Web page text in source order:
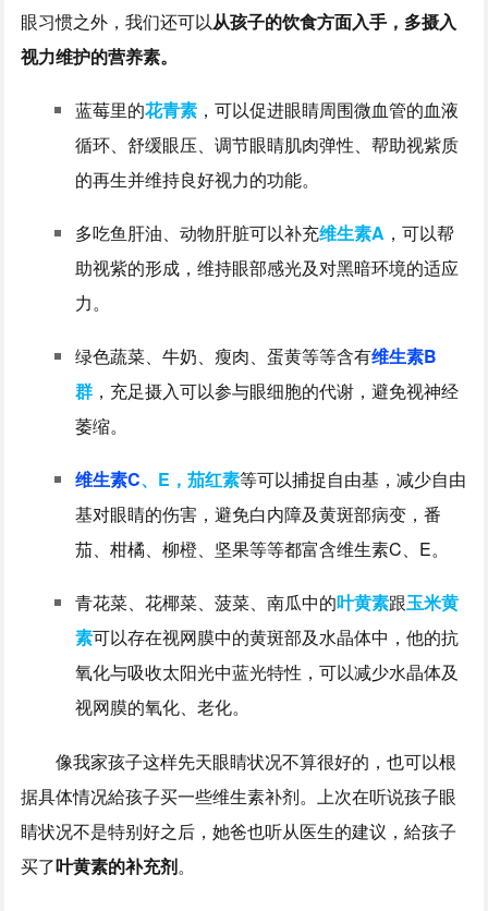
眼习惯之外，我们还可以从孩子的饮食方面入手，多摄入
视力维护的营养素。
蓝莓里的花青素 ，可以促进眼睛周围微血管的血液
循环、舒缓眼压、调节眼睛肌肉弹性、帮助视紫质
的再生并维持良好视力的功能。
多吃鱼肝油、动物肝脏可以补充维生素A ，可以帮
助视紫的形成，维持眼部感光及对黑暗环境的适应
力。
绿色蔬菜、牛奶、瘦肉、蛋黄等等含有维生素B
群 ，充足摄入可以参与眼细胞的代谢，避免视神经
萎缩。
维生素C、E，茄红素等可以捕捉自由基，减少自由
基对眼睛的伤害，避免白内障及黄斑部病变，番
茄、柑橘、柳橙、坚果等等都富含维生素C、E。
青花菜、花椰菜、菠菜、南瓜中的叶黄素跟玉米黄
素可以存在视网膜中的黄斑部及水晶体中，他的抗
氧化与吸收太阳光中蓝光特性，可以减少水晶体及
视网膜的氧化、老化。
像我家孩子这样先天眼睛状况不算很好的，也可以根
据具体情况給孩子买一些维生素补剂。上次在听说孩子眼
睛状况不是特别好之后，她爸也听从医生的建议，給孩子
买了叶黄素的补充剂。